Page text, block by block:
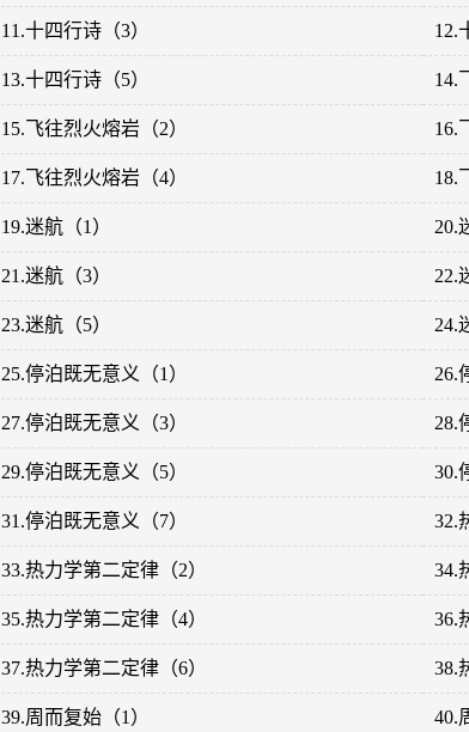
11.十四行诗（3） 12.
13.十四行诗（5） 14.
15.飞往烈火熔岩（2） 16.
17.飞往烈火熔岩（4） 18.
19.迷航（1） 20.
21.迷航（3） 22.
23.迷航（5） 24.
25.停泊既无意义（1） 26.
27.停泊既无意义（3） 28.
29.停泊既无意义（5） 30.
31.停泊既无意义（7） 32.
33.热力学第二定律（2） 34.
35.热力学第二定律（4） 36.
37.热力学第二定律（6） 38.
39.周而复始（1） 40.